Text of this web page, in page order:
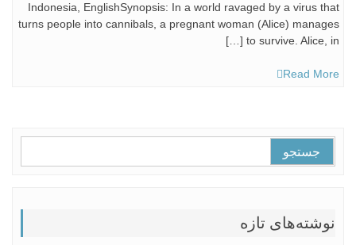
Indonesia, EnglishSynopsis: In a world ravaged by a virus that
turns people into cannibals, a pregnant woman (Alice) manages
to survive. Alice, in […]
Read More
برای:
نوشته‌های تازه